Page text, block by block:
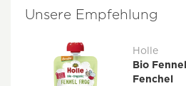
Unsere Empfehlung
Holle
Bio
Fenchel